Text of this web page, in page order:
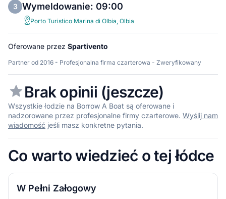
3 Wymeldowanie: 09:00
Porto Turistico Marina di Olbia, Olbia
Oferowane przez Spartivento
Partner od 2016 - Profesjonalna firma czarterowa - Zweryfikowany
Brak opinii (jeszcze)
Wszystkie łodzie na Borrow A Boat są oferowane i
nadzorowane przez profesjonalne firmy czarterowe. Wyślij nam
wiadomość jeśli masz konkretne pytania.
Co warto wiedzieć o tej łódce
W Pełni Załogowy